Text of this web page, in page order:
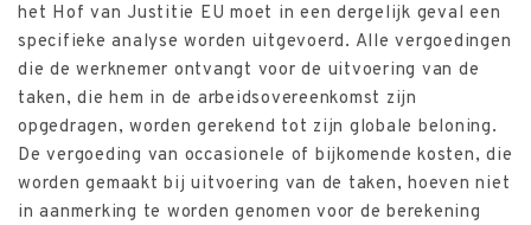
het Hof van Justitie EU moet in een dergelijk geval een
specifieke analyse worden uitgevoerd. Alle vergoedingen
die de werknemer ontvangt voor de uitvoering van de
taken, die hem in de arbeidsovereenkomst zijn
opgedragen, worden gerekend tot zijn globale beloning.
De vergoeding van occasionele of bijkomende kosten, die
worden gemaakt bij uitvoering van de taken, hoeven niet
in aanmerking te worden genomen voor de berekening